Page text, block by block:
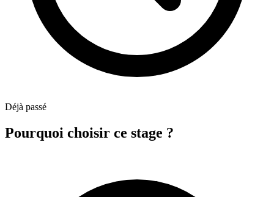
Déjà passé
Pourquoi choisir ce stage ?